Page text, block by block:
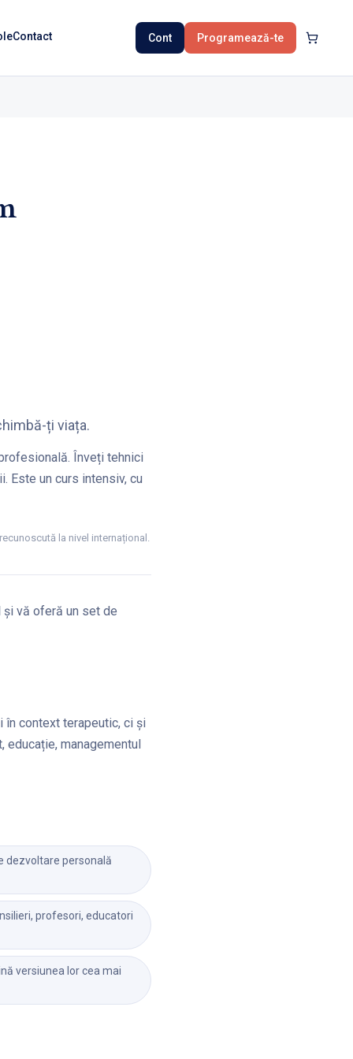
Contact Cont Programează-te
ți viața.
Înveți tehnici
Este un curs intensiv, cu
la nivel internațional.
vă oferă un set de
în context terapeutic, ci și
educație, managementul
dezvoltare personală
profesori, educatori
versiunea lor cea mai